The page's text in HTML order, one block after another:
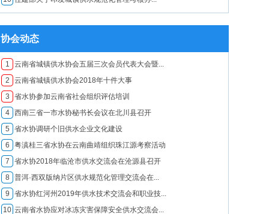
协会动态
1
云南省城镇供水协会五届三次会员代表大会暨...
2
云南省城镇供水协会2018年十件大事
3
省水协参加云南省社会组织评估培训
4
西南三省一市水协秘书长会议在北川县召开
5
省水协调研个旧供水企业文化建设
6
粤滇桂三省水协在云南曲靖组织珠江源考察活动
7
​省水协2018年临沧市供水交流会在沧源县召开
8
普洱·西双版纳片区供水规范化管理交流会在...
9
省水协红河州2019年供水技术交流会和职业技...
10 云南省水协应对冰冻灾害保障安全供水交流会...